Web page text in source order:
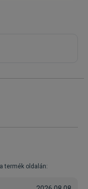
termék oldalán: